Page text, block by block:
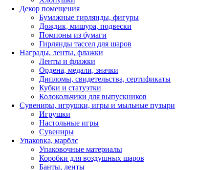
Декор помещения
Бумажные гирлянды, фигуры
Дождик, мишура, подвески
Помпоны из бумаги
Гирлянды тассел для шаров
Награды, ленты, флажки
Ленты и флажки
Ордена, медали, значки
Дипломы, свидетельства, сертификаты
Кубки и статуэтки
Колокольчики для выпускников
Сувениры, игрушки, игры и мыльные пузыри
Игрушки
Настольные игры
Сувениры
Упаковка, марблс
Упаковочные материалы
Коробки для воздушных шаров
Банты, ленты